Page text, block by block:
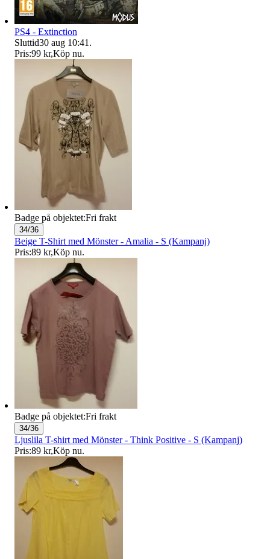
PS4 - Extinction
Sluttid30 aug 10:41 .
Pris:99 kr,Köp nu.
Badge på objektet:Fri frakt
34/36
Beige T-Shirt med Mönster - Amalia - S (Kampanj)
Pris:89 kr,Köp nu.
Badge på objektet:Fri frakt
34/36
Ljuslila T-shirt med Mönster - Think Positive - S (Kampanj)
Pris:89 kr,Köp nu.